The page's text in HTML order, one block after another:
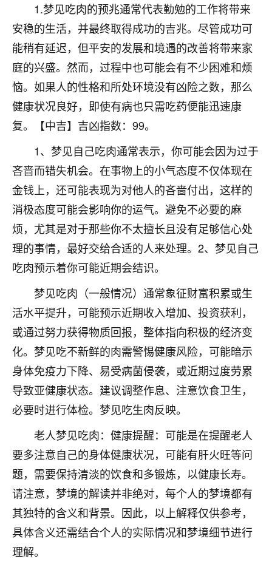
1.梦见吃肉的预兆通常代表勤勉的工作将带来
安稳的生活，并最终取得成功的吉兆。尽管成功可
能稍有延迟，但平安的发展和境遇的改善将带来家
庭的兴盛。然而，过程中也可能会有不少困难和烦
恼。如果人的性格和所处环境没有凶险之数，那么
健康状况良好，即使有病也只需吃药便能迅速康
复。【中吉】吉凶指数：99。
1、梦见自己吃肉通常表示，你可能会因为过于
吝啬而错失机会。在事物上的小气态度不仅体现在
金钱上，还可能表现为对他人的吝啬付出，这样的
消极态度可能会影响你的运气。避免不必要的麻
烦，尤其是对于那些你不太擅长且没有足够信心处
理的事情，最好交给合适的人来处理。2、梦见自己
吃肉预示着你可能近期会结识。
梦见吃肉（一般情况）通常象征财富积累或生
活水平提升，可能预示近期收入增加、投资获利，
或通过努力获得物质回报，整体指向积极的经济变
化。梦见吃不新鲜的肉需警惕健康风险，可能暗示
身体免疫力下降、易受病菌侵袭，或近期过度劳累
导致亚健康状态。建议调整作息、注意饮食卫生，
必要时进行体检。梦见吃生肉反映。
老人梦见吃肉：健康提醒：可能是在提醒老人
要多注意自己的身体健康状况，可能有肝火旺等问
题，需要保持清淡的饮食和多锻炼，以健康长寿。
请注意，梦境的解读并非绝对，每个人的梦境都有
其独特的含义和背景。因此，以上解释仅供参考，
具体含义还需结合个人的实际情况和梦境细节进行
理解。
12小时前 来自北京 32
心心相印
我身体不太好，总是病病殃殃的，去检查又没什么大
问题，反正就是不舒服。中医西医看遍了，找不到问
题，后来无意中看到有人推荐慧来老师，跟老师聊过
之后，心情豁然开朗，也听老师建议，处理了一些因
果问题。今年以来，身体比以前好多，主要是心情好
了，老师说境随心转，现在深有体会了。
鹿森：是的，其实跟老师聊过之后，最大的感
触，首先就是心态会变好，万般皆是命，半点
不由人！
1天前 来自四川 9
金白水清
我也想找老师看看，有没有人给个联系方式的啊？
鹿森：慧来老师微信：gjsy0624
1天前 来自江西 12
青春168
我也想要，我也想要！
2天前 来自山西 15
Jessica李
刚去世了。
七零老顽童：我母亲前年离世，刚开始我经常
做梦梦见她，后来也是朋友介绍，找到慧来老
师，安排了超度法事，做梦再也没有梦到过
了，一开始是半信半疑的，图个心安，给亡母
超度，现在看来，人不信也不行。